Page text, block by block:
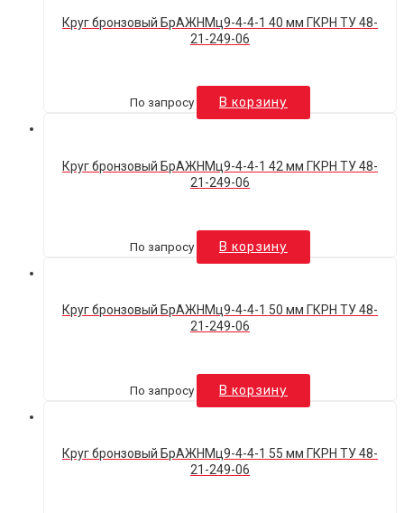
Круг бронзовый БрАЖНМц9-4-4-1 40 мм ГКРН ТУ 48-
21-249-06
По запросу В корзину
Круг бронзовый БрАЖНМц9-4-4-1 42 мм ГКРН ТУ 48-
21-249-06
По запросу В корзину
Круг бронзовый БрАЖНМц9-4-4-1 50 мм ГКРН ТУ 48-
21-249-06
По запросу В корзину
Круг бронзовый БрАЖНМц9-4-4-1 55 мм ГКРН ТУ 48-
21-249-06